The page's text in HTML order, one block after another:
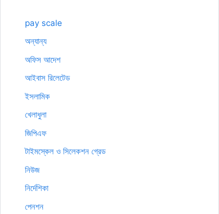
pay scale
অন্যান্য
অফিস আদেশ
আইবাস রিলেটেড
ইসলামিক
খেলাধুলা
জিপিএফ
টাইমস্কেল ও সিলেকশন গ্রেড
নিউজ
নির্দেশিকা
পেনশন